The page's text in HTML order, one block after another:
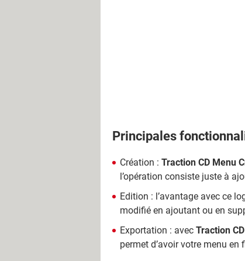
Principales
Création : Traction CD Menu
l’opération consiste juste à
Edition : l’avantage avec ce
modifié en ajoutant ou en
Exportation : avec Traction
permet d’avoir votre menu